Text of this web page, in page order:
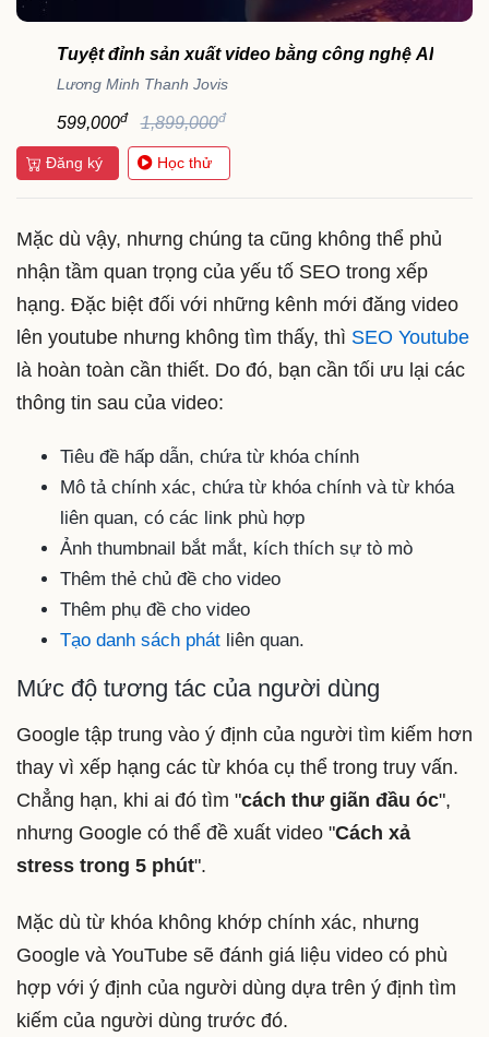
Tuyệt đỉnh sản xuất video bằng công nghệ AI
Lương Minh Thanh Jovis
599,000đ 1,899,000đ
Đăng ký Học thử
Mặc dù vậy, nhưng chúng ta cũng không thể phủ
nhận tầm quan trọng của yếu tố SEO trong xếp
hạng. Đặc biệt đối với những kênh mới đăng video
lên youtube nhưng không tìm thấy, thì SEO Youtube
là hoàn toàn cần thiết. Do đó, bạn cần tối ưu lại các
thông tin sau của video:
Tiêu đề hấp dẫn, chứa từ khóa chính
Mô tả chính xác, chứa từ khóa chính và từ khóa
liên quan, có các link phù hợp
Ảnh thumbnail bắt mắt, kích thích sự tò mò
Thêm thẻ chủ đề cho video
Thêm phụ đề cho video
Tạo danh sách phát liên quan.
Mức độ tương tác của người dùng
Google tập trung vào ý định của người tìm kiếm hơn
thay vì xếp hạng các từ khóa cụ thể trong truy vấn.
Chẳng hạn, khi ai đó tìm "cách thư giãn đầu óc",
nhưng Google có thể đề xuất video "Cách xả
stress trong 5 phút".
Mặc dù từ khóa không khớp chính xác, nhưng
Google và YouTube sẽ đánh giá liệu video có phù
hợp với ý định của người dùng dựa trên ý định tìm
kiếm của người dùng trước đó.